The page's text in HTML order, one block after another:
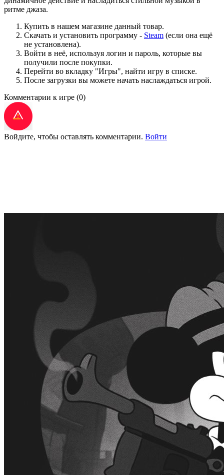
ритме джаза.
Купить в нашем магазине данный товар.
Скачать и установить программу - Steam (если она ещё
не установлена).
Войти в неё, используя логин и пароль, которые вы
получили после покупки.
Перейти во вкладку "Игры", найти игру в списке.
После загрузки вы можете начать наслаждаться игрой.
Комментарии к игре (0)
Войдите, чтобы оставлять комментарии. Войти